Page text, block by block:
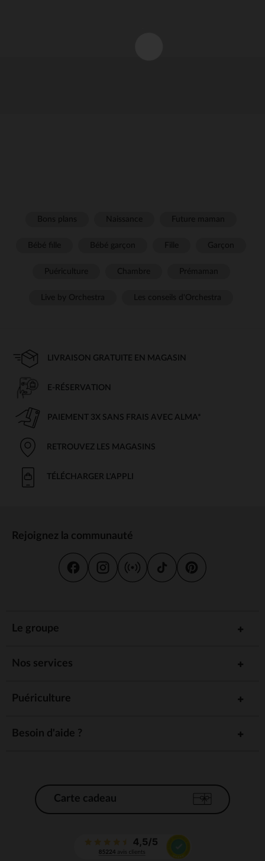
LIVRAISON GRATUITE EN MAGASIN
E-RÉSERVATION
PAIEMENT 3X SANS FRAIS AVEC ALMA*
RETROUVEZ LES MAGASINS
TÉLÉCHARGER L'APPLI
Rejoignez la communauté
Le groupe
Nos services
Puériculture
Besoin d'aide ?
Carte cadeau